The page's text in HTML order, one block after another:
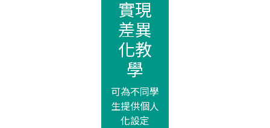
實現
差異
化教
學
可為不同學
生提供個人
化設定